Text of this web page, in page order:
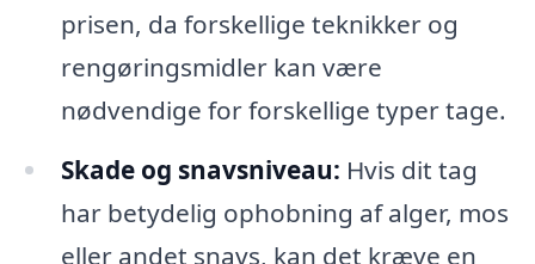
prisen, da forskellige teknikker og
rengøringsmidler kan være
nødvendige for forskellige typer tage.
Skade og snavsniveau: Hvis dit tag
har betydelig ophobning af alger, mos
eller andet snavs, kan det kræve en